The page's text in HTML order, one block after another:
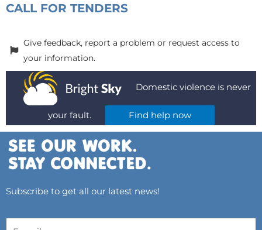
CALL FOR TENDERS
Give feedback, report a problem or request access to
your information.
Domestic violence is never
your fault. Find help now
Subscribe to get all our latest news!